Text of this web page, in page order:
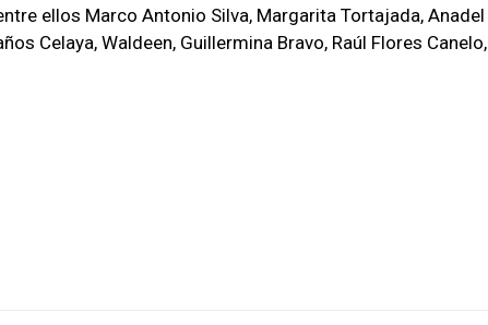
ellos Marco Antonio Silva, Margarita Tortajada, Anadel
Celaya, Waldeen, Guillermina Bravo, Raúl Flores Canelo,